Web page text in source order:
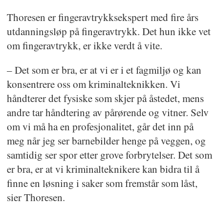
Thoresen er fingeravtrykksekspert med fire års
utdanningsløp på fingeravtrykk. Det hun ikke vet
om fingeravtrykk, er ikke verdt å vite.
– Det som er bra, er at vi er i et fagmiljø og kan
konsentrere oss om kriminalteknikken. Vi
håndterer det fysiske som skjer på åstedet, mens
andre tar håndtering av pårørende og vitner. Selv
om vi må ha en profesjonalitet, går det inn på
meg når jeg ser barnebilder henge på veggen, og
samtidig ser spor etter grove forbrytelser. Det som
er bra, er at vi kriminalteknikere kan bidra til å
finne en løsning i saker som fremstår som låst,
sier Thoresen.